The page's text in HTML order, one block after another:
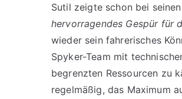
Sutil zeigte schon bei
hervorragendes Gespür für
wieder sein fahrerisches
Spyker-Team mit
begrenzten Ressourcen zu
regelmäßig, das Maximum